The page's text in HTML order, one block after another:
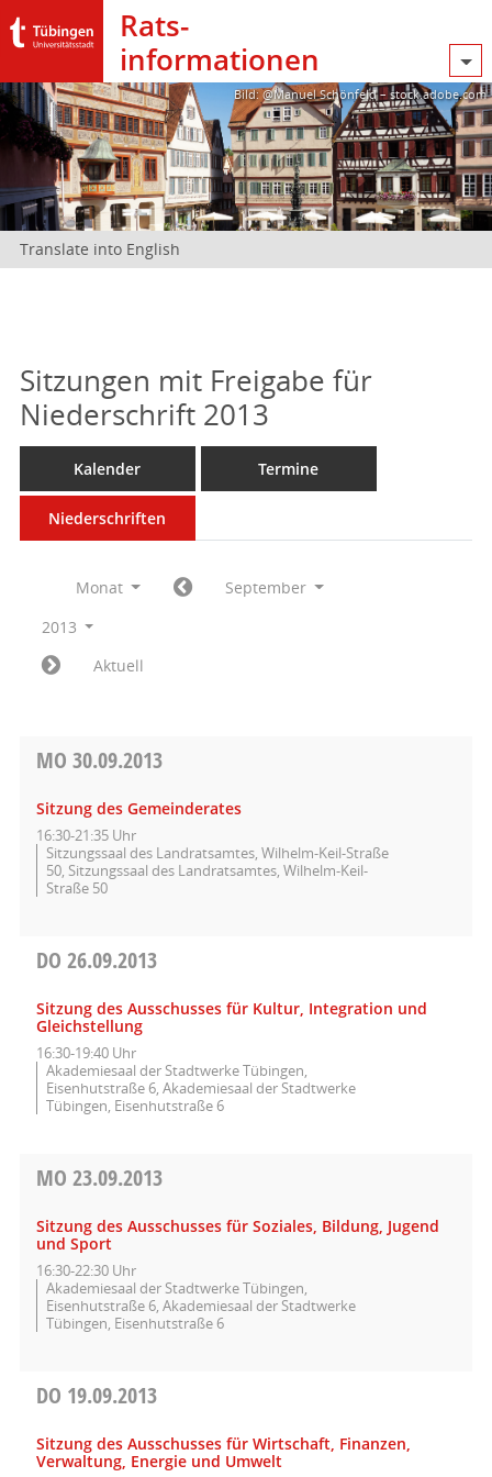
Rats­
informationen
Bild: @Manuel Schönfeld – stock.adobe.com
Translate into English
Sitzungen mit Freigabe für
Niederschrift 2013
Kalender Termine
Niederschriften
Monat
September
2013
Aktuell
MO 30.09.2013
Sitzung des Gemeinderates
16:30-21:35 Uhr
Sitzungssaal des Landratsamtes, Wilhelm-Keil-Straße
50, Sitzungssaal des Landratsamtes, Wilhelm-Keil-
Straße 50
DO 26.09.2013
Sitzung des Ausschusses für Kultur, Integration und
Gleichstellung
16:30-19:40 Uhr
Akademiesaal der Stadtwerke Tübingen,
Eisenhutstraße 6, Akademiesaal der Stadtwerke
Tübingen, Eisenhutstraße 6
MO 23.09.2013
Sitzung des Ausschusses für Soziales, Bildung, Jugend
und Sport
16:30-22:30 Uhr
Akademiesaal der Stadtwerke Tübingen,
Eisenhutstraße 6, Akademiesaal der Stadtwerke
Tübingen, Eisenhutstraße 6
DO 19.09.2013
Sitzung des Ausschusses für Wirtschaft, Finanzen,
Verwaltung, Energie und Umwelt